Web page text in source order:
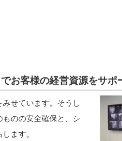
お客様の経営資源をサポ
せています。そうし
のの安全確保と、シ
ます。